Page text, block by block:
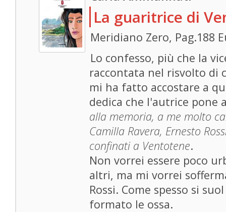
La guaritrice di
Meridiano Zero, Pag.188
Lo confesso, più che la
raccontata nel risvolto di
mi ha fatto accostare a
dedica che l'autrice pone
alla memoria, a me molto
Camilla Ravera, Ernesto
confinati a Ventotene.
Non vorrei essere poco
altri, ma mi vorrei
Rossi. Come spesso si
formato le ossa.